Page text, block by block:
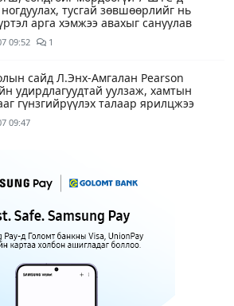
ногдуулах, тусгай зөвшөөрлийг нь
арга хэмжээ авахыг сануулав
09:52 1
сайд Л.Энх-Амгалан Pearson
удирдлагуудтай уулзаж, хамтын
гүнзгийрүүлэх талаар ярилцжээ
09:47
29 хэм дулаан байна
өмнө
Дуусаагүй барилгад урьдчилсан
зөвшөөрөл гэрчилгээ олгохгүй байхаар
хий